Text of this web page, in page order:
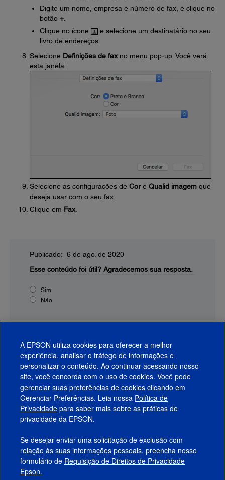
Digite um nome, empresa e número de fax, e clique no
botão +.
Clique no ícone
e selecione um destinatário no seu
livro de endereços.
Selecione Definições de faxno menu pop-up. Você verá
esta janela:
Selecione as configurações de Core Qualid imagem que
deseja usar com o seu fax.
Clique em Fax.
Publicado: 6 de ago. de 2020
Esse conteúdo foi útil? Agradecemos sua resposta.
Sim
Não
Produtos
Suporte
Links Sugeridos
Empresa
A EPSON utiliza cookies para oferecer a melhor
experiência, analisar o tráfego de informações e
personalizar o conteúdo. Ao continuar acessando nosso
site, você concorda com o uso de cookies. Você pode
gerenciar suas preferências de cookies clicando em
Gerenciar Preferências. Leia nossa Política de
Privacidade para saber mais sobre as práticas de
privacidade da EPSON.
Se desejar enviar uma solicitação de exclusão com
relação às suas informações pessoais, preencha nosso
formulário de Requisição de Direitos de Privacidade
Epson.